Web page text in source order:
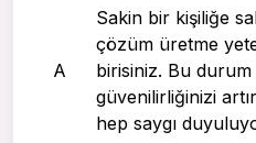
A
Sakin bir kişiliğe
çözüm üretme
birisiniz. Bu
güvenilirliğinizi
hep saygı